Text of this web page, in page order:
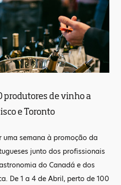
de vinho a
e Toronto
semana à promoção da
junto dos profissionais
do Canadá e dos
De 1 a 4 de Abril, perto de 100